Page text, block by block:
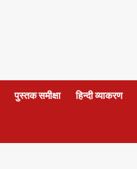
पुस्तक समीक्षा हिन्दी व्याकरण